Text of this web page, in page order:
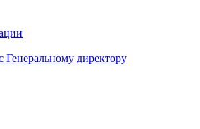
Генеральному директору